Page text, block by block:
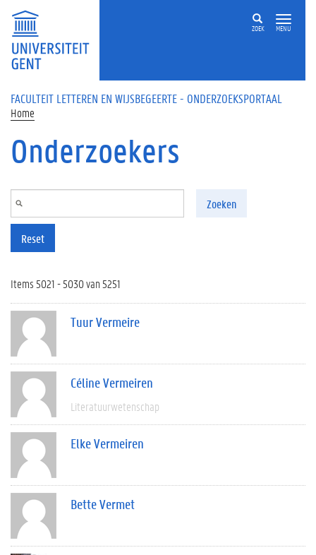
Overslaan en naar de inhoud gaan
ZOEK MENU
FACULTEIT LETTEREN EN WIJSBEGEERTE - ONDERZOEKSPORTAAL
Home
Onderzoekers
Zoeken
Reset
Items 5021 - 5030 van 5251
Tuur Vermeire
Céline Vermeiren
Literatuurwetenschap
Elke Vermeiren
Bette Vermet